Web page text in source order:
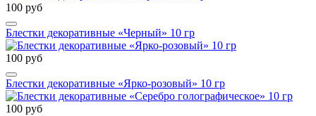
100 руб
Блестки декоративные «Черный» 10 гр
100 руб
Блестки декоративные «Ярко-розовый» 10 гр
100 руб